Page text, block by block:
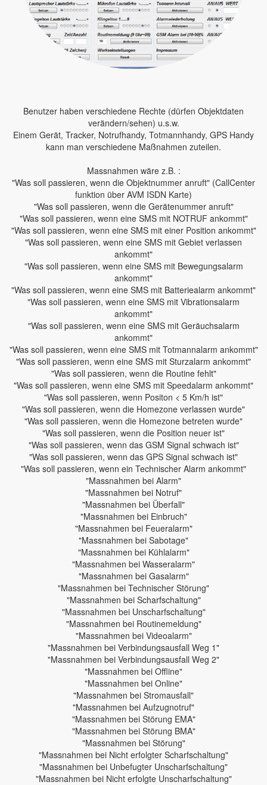
Benutzer haben verschiedene Rechte (dürfen Objektdaten
verändern/sehen) u.s.w.
Einem Gerät, Tracker, Notrufhandy, Totmannhandy, GPS Handy
kann man verschiedene Maßnahmen zuteilen.
Massnahmen wäre z.B. :
"Was soll passieren, wenn die Objektnummer anruft" (CallCenter
funktion über AVM ISDN Karte)
"Was soll passieren, wenn die Gerätenummer anruft"
"Was soll passieren, wenn eine SMS mit NOTRUF ankommt"
"Was soll passieren, wenn eine SMS mit einer Position ankommt"
"Was soll passieren, wenn eine SMS mit Gebiet verlassen
ankommt"
"Was soll passieren, wenn eine SMS mit Bewegungsalarm
ankommt"
"Was soll passieren, wenn eine SMS mit Batteriealarm ankommt"
"Was soll passieren, wenn eine SMS mit Vibrationsalarm
ankommt"
"Was soll passieren, wenn eine SMS mit Geräuchsalarm
ankommt"
"Was soll passieren, wenn eine SMS mit Totmannalarm ankommt"
"Was soll passieren, wenn eine SMS mit Sturzalarm ankommt"
"Was soll passieren, wenn die Routine fehlt"
"Was soll passieren, wenn eine SMS mit Speedalarm ankommt"
"Was soll passieren, wenn Positon < 5 Km/h ist"
"Was soll passieren, wenn die Homezone verlassen wurde"
"Was soll passieren, wenn die Homezone betreten wurde"
"Was soll passieren, wenn die Position neuer ist"
"Was soll passieren, wenn das GSM Signal schwach ist"
"Was soll passieren, wenn das GPS Signal schwach ist"
"Was soll passieren, wenn ein Technischer Alarm ankommt"
"Massnahmen bei Alarm"
"Massnahmen bei Notruf"
"Massnahmen bei Überfall"
"Massnahmen bei Einbruch"
"Massnahmen bei Feueralarm"
"Massnahmen bei Sabotage"
"Massnahmen bei Kühlalarm"
"Massnahmen bei Wasseralarm"
"Massnahmen bei Gasalarm"
"Massnahmen bei Technischer Störung"
"Massnahmen bei Scharfschaltung"
"Massnahmen bei Unscharfschaltung"
"Massnahmen bei Routinemeldung"
"Massnahmen bei Videoalarm"
"Massnahmen bei Verbindungsausfall Weg 1"
"Massnahmen bei Verbindungsausfall Weg 2"
"Massnahmen bei Offline"
"Massnahmen bei Online"
"Massnahmen bei Stromausfall"
"Massnahmen bei Aufzugnotruf"
"Massnahmen bei Störung EMA"
"Massnahmen bei Störung BMA"
"Massnahmen bei Störung"
"Massnahmen bei Nicht erfolgter Scharfschaltung"
"Massnahmen bei Unbefugter Unscharfschaltung"
"Massnahmen bei Nicht erfolgte Unscharfschaltung"